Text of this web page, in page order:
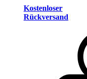
Kostenloser
Rückversand